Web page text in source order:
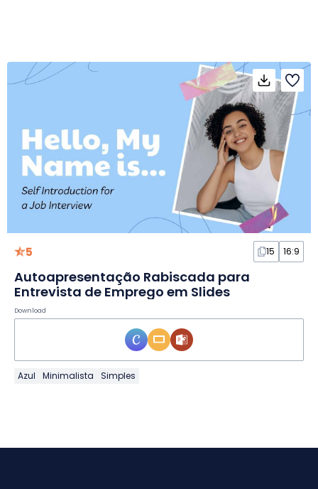
5 15 16:9
Autoapresentação Rabiscada para
Entrevista de Emprego em Slides
Download
Azul Minimalista Simples